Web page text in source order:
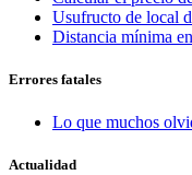
Usufructo de local
Distancia mínima
Errores fatales
Lo que muchos
Actualidad